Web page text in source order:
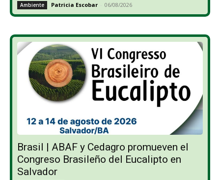
Ambiente Patricia Escobar - 06/08/2026
Brasil | ABAF y Cedagro promueven el
Congreso Brasileño del Eucalipto en
Salvador